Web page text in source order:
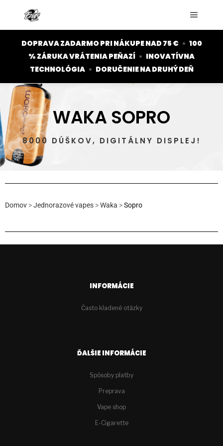
DOPRAVA ZADARMO PRI NÁKUPE NAD 75 € • 100
% ZÁRUKA VRÁTENIA PEŇAZÍ • INOVATÍVNA
TECHNOLÓGIA • DORUČENIE NA DRUHÝ DEŇ
WAKA SOPRO
8000 DÚŠKOV, DIGITÁLNY DISPLEJ!
Domov >Jednorazové vapes >Waka >Sopro
INFORMÁCIE
Často kladené otázky
ĎALŠIE INFORMÁCIE
Spôsoby platby
Preprava
Vape shop
E-Cigarette